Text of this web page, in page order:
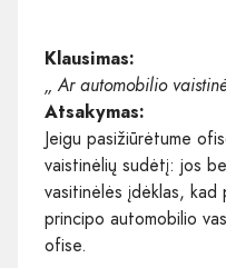
Klausimas:
„ Ar automobilio
Atsakymas:
Jeigu pasižiūrėtume
vaistinėlių sudėtį: jos
vasitinėlės įdėklas,
principo automobilio
ofise.